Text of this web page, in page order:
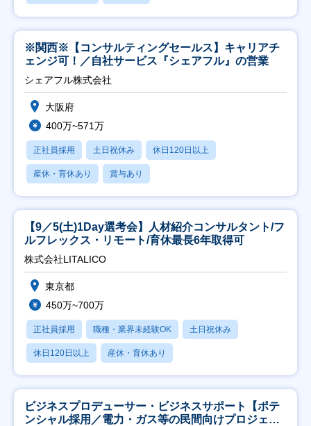
※関西※【コンサルティングセールス】キャリアチ
ェンジ可！／自社サービス『シェアフル』の営業
シェアフル株式会社
大阪府
400万~571万
正社員採用 土日祝休み 休日120日以上
産休・育休あり 賞与あり
【9／5(土)1Day選考会】人材紹介コンサルタント/フ
ルフレックス・リモート/育休最長6年取得可
株式会社LITALICO
東京都
450万~700万
正社員採用 職種・業界未経験OK 土日祝休み
休日120日以上 産休・育休あり
ビジネスプロデューサー・ビジネスサポート【ポテ
ンシャル採用／電力・ガス等の民間向けプロジェク